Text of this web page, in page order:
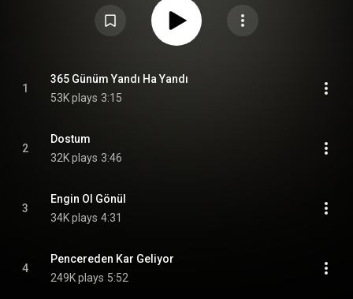
1
365 Günüm Yandı Ha Yandı
53K plays 3:15
2
Dostum
32K plays 3:46
3
Engin Ol Gönül
34K plays 4:31
4
Pencereden Kar Geliyor
249K plays 5:52